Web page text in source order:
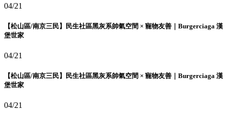
04/21
【松山區/南京三民】民生社區黑灰系帥氣空間 × 寵物友善｜Burgerciaga 漢
堡世家
04/21
【松山區/南京三民】民生社區黑灰系帥氣空間 × 寵物友善｜Burgerciaga 漢
堡世家
04/21